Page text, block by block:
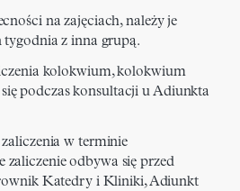
na zajęciach, należy je
z inna grupą.
kolokwium, kolokwium
podczas konsultacji u Adiunkta
w terminie
zaliczenie odbywa się przed
Katedry i Kliniki, Adiunkt